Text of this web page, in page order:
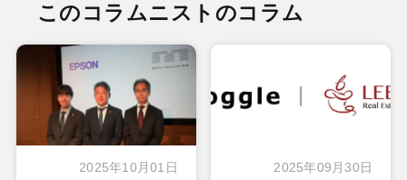
このコラムニストのコラム
2025年10月01日 2025年09月30日